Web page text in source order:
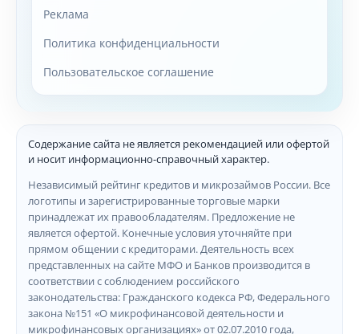
Реклама
Политика конфиденциальности
Пользовательское соглашение
Содержание сайта не является рекомендацией или офертой
и носит информационно-справочный характер.
Независимый рейтинг кредитов и микрозаймов России. Все
логотипы и зарегистрированные торговые марки
принадлежат их правообладателям. Предложение не
является офертой. Конечные условия уточняйте при
прямом общении с кредиторами. Деятельность всех
представленных на сайте МФО и Банков производится в
соответствии с соблюдением российского
законодательства: Гражданского кодекса РФ, Федерального
закона №151 «О микрофинансовой деятельности и
микрофинансовых организациях» от 02.07.2010 года,